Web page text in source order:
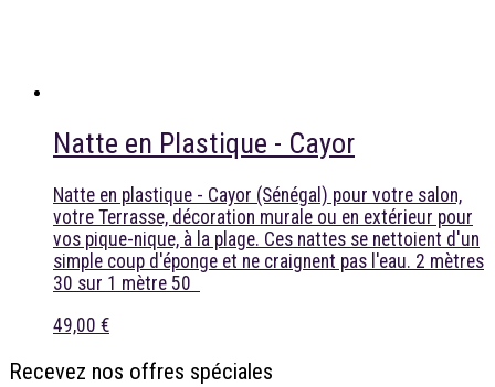
Natte en Plastique - Cayor
Natte en plastique - Cayor (Sénégal) pour votre salon,
votre Terrasse, décoration murale ou en extérieur pour
vos pique-nique, à la plage. Ces nattes se nettoient d'un
simple coup d'éponge et ne craignent pas l'eau. 2 mètres
30 sur 1 mètre 50
49,00 €
Recevez nos offres spéciales